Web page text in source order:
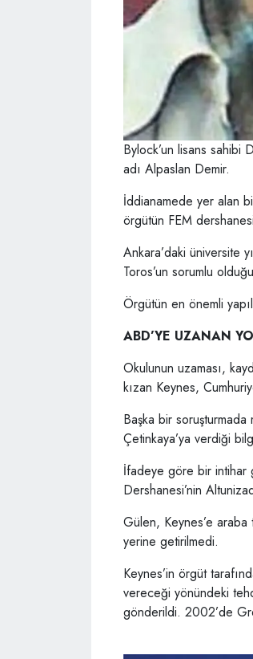
Bylock’un lisans sahibi
adı Alpaslan Demir.
İddianamede yer alan
örgütün FEM
Ankara’daki üniversite
Toros’un sorumlu
Örgütün en önemli
ABD’YE UZANAN
Okulunun uzaması,
kızan Keynes,
Başka bir
Çetinkaya’ya verdiği
İfadeye göre bir intihar
Dershanesi’nin
Gülen, Keynes’e
yerine getirilmedi.
Keynes’in örgüt
vereceği yönündeki
gönderildi. 2002’de